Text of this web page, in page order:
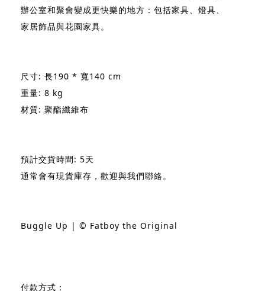
辦公室和聚會變成更快樂的地方：包括家具、燈具、
家居飾品與花園家具。
尺寸: 長190 * 寬140 cm
重量: 8 kg
材質: 聚酯纖維布
預計交貨時間: 5天
通常會有現貨庫存，歡迎與我們聯絡。
Buggle Up | © Fatboy the Original
付款方式：